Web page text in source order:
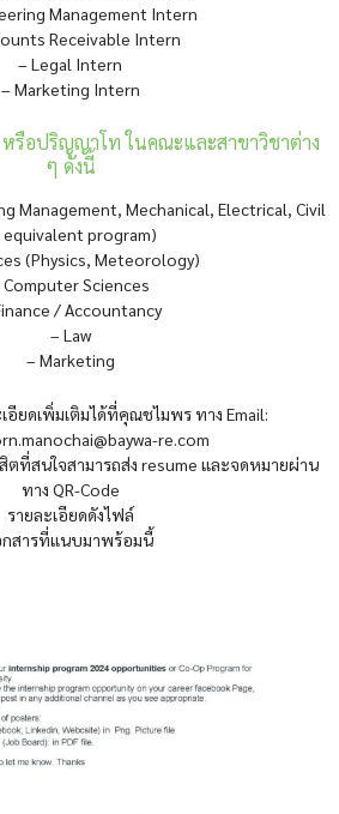
Management Intern
Receivable Intern
– Legal Intern
– Marketing Intern
รือปริญญาโท ในคณะและสาขาวิชาต่าง
ๆ ดังนี้
Management, Mechanical, Electrical, Civil
equivalent program)
(Physics, Meteorology)
Computer Sciences
/ Accountancy
– Law
– Marketing
อียดเพิ่มเติมได้ที่คุณชไมพร ทาง Email:
re.com
ตที่สนใจสามารถส่ง resume และจดหมายผ่าน
ทาง QR-Code
รายละเอียดดังไฟล์
กสารที่แนบมาพร้อมนี้